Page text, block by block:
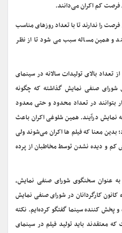
کم اکران می‌دانند.
فرصت را ندارند تا با تعداد روزهای مناسب
و همین مساله سبب می شود تا از نظر
تعداد بالای تولیدات سالانه در سینمای
شورای صنفی نمایش گذاشته که چگونه
بتوانند در تعداد محدود و حتی معدود
نمایش درآیند. همین شلوغی اکران باعث
معنا که فیلم ها اکران می‌شوند ولی
کم و دیده نشدن توسط مخاطبان از پرده
عنوان سخنگوی شورای صنفی نمایش،
کانون کارگردانان در شورای صنفی نمایش
پخش کننده سینما گفتگو کرده‌ایم. نکته
معتقدند باید تولید فیلم در سینمای